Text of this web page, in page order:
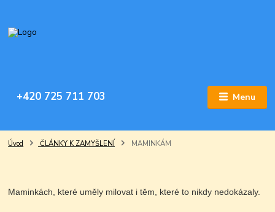
Menu
+420 725 711 703
Úvod ČLÁNKY K ZAMYŠLENÍ MAMINKÁM
Maminkách, které uměly milovat i těm, které to nikdy nedokázaly.